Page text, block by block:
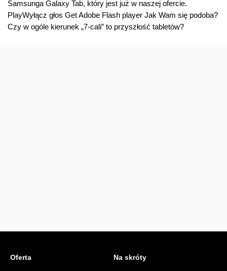
Samsunga Galaxy Tab, który jest już w naszej ofercie.
PlayWyłącz głos Get Adobe Flash player Jak Wam się podoba?
Czy w ogóle kierunek „7-cali” to przyszłość tabletów?
Oferta Na skróty